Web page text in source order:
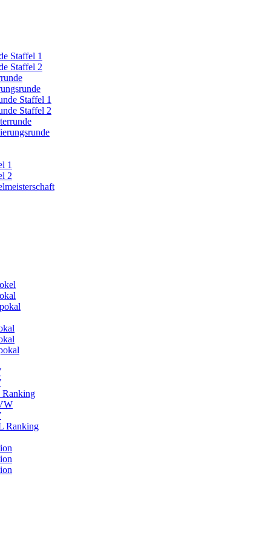
Staffel 1
Staffel 2
Staffel 1
Staffel 2
1
2
Ranking
Ranking